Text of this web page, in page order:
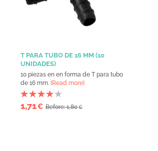
T PARA TUBO DE 16 MM (10
UNIDADES)
10 piezas en en forma de T para tubo
de 16 mm. [Read more]
1,71€ Before: 1,80€